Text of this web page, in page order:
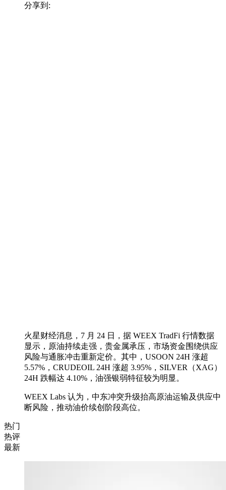
分享到:
火星财经消息，7 月 24 日，据 WEEX TradFi 行情数据
显示，原油持续走强，贵金属承压，市场资金围绕供应
风险与通胀冲击重新定价。其中，USOON 24H 涨超
5.57%，CRUDEOIL 24H 涨超 3.95%，SILVER（XAG）
24H 跌幅达 4.10%，油强银弱特征较为明显。
WEEX Labs 认为，中东冲突升级抬高原油运输及供应中
断风险，推动油价续创阶段高位。
热门
热评
最新